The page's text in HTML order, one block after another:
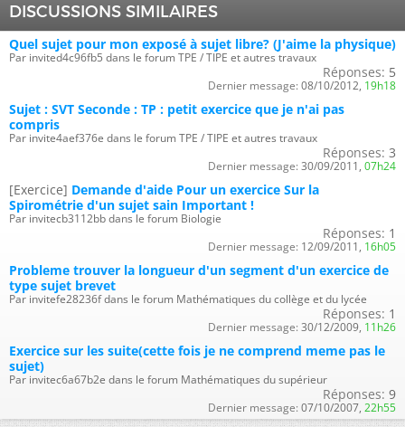
DISCUSSIONS SIMILAIRES
Quel sujet pour mon exposé à sujet libre? (J'aime la physique)
Par invited4c96fb5 dans le forum TPE / TIPE et autres travaux
Réponses: 5
Dernier message: 08/10/2012, 19h18
Sujet : SVT Seconde : TP : petit exercice que je n'ai pas
compris
Par invite4aef376e dans le forum TPE / TIPE et autres travaux
Réponses: 3
Dernier message: 30/09/2011, 07h24
[Exercice] Demande d'aide Pour un exercice Sur la
Spirométrie d'un sujet sain Important !
Par invitecb3112bb dans le forum Biologie
Réponses: 1
Dernier message: 12/09/2011, 16h05
Probleme trouver la longueur d'un segment d'un exercice de
type sujet brevet
Par invitefe28236f dans le forum Mathématiques du collège et du lycée
Réponses: 1
Dernier message: 30/12/2009, 11h26
Exercice sur les suite(cette fois je ne comprend meme pas le
sujet)
Par invitec6a67b2e dans le forum Mathématiques du supérieur
Réponses: 9
Dernier message: 07/10/2007, 22h55